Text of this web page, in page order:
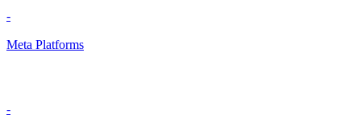
-
Meta Platforms
-